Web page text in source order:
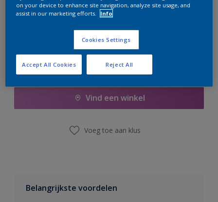
er hard aan om de voorraad aan te vullen.
Boodschappenlijst
Vind een winkel
Voeg toe aan klus
Belangrijkste voordelen
on your device to enhance site navigation, analyze site usage, and
assist in our marketing efforts.
Info
Cookies Settings
Reject All
Accept All Cookies